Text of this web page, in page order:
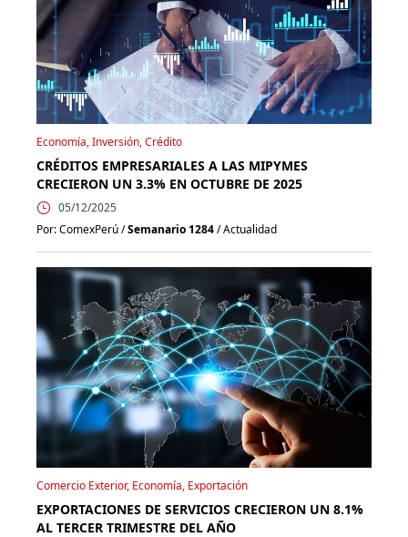
Economía, Inversión, Crédito
CRÉDITOS EMPRESARIALES A LAS MIPYMES
CRECIERON UN 3.3% EN OCTUBRE DE 2025
05/12/2025
Por: ComexPerú /Semanario 1284/ Actualidad
Comercio Exterior, Economía, Exportación
EXPORTACIONES DE SERVICIOS CRECIERON UN 8.1%
AL TERCER TRIMESTRE DEL AÑO